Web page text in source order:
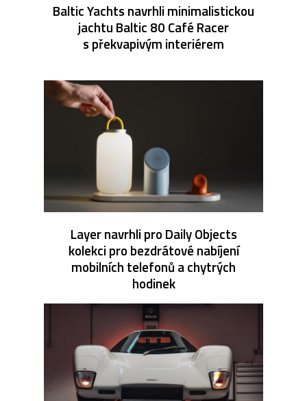
Baltic Yachts navrhli minimalistickou
jachtu Baltic 80 Café Racer
s překvapivým interiérem
Layer navrhli pro Daily Objects
kolekci pro bezdrátové nabíjení
mobilních telefonů a chytrých
hodinek